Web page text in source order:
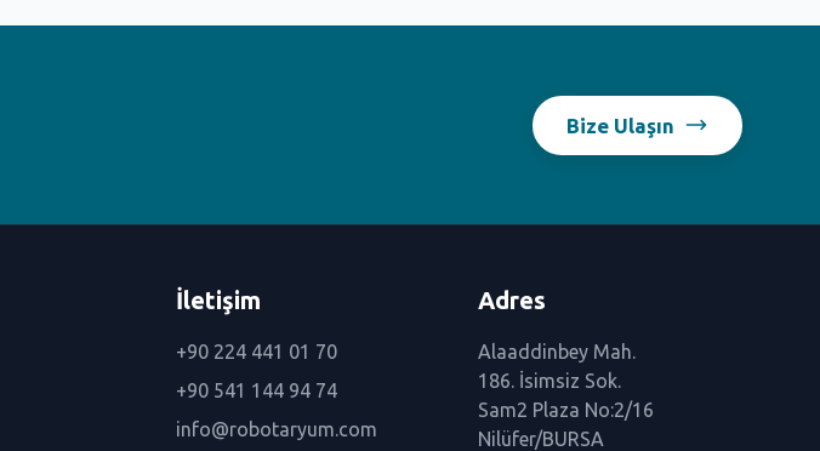
Bize Ulaşın
İletişim
+90 224 441 01 70
+90 541 144 94 74
info@robotaryum.com
Adres
Alaaddinbey Mah.
186. İsimsiz Sok.
Sam2 Plaza No:2/16
Nilüfer/BURSA